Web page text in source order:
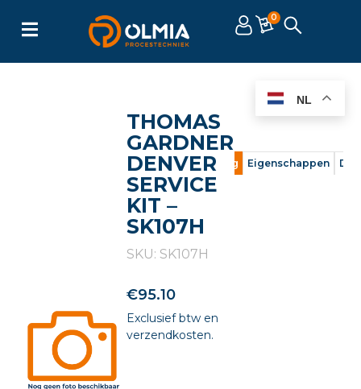
0
THOMAS
GARDNER
DENVER
SERVICE
KIT –
SK107H
SKU: SK107H
€95.10
Exclusief btw en
verzendkosten.
Omschrijving Eigenschappen
NL